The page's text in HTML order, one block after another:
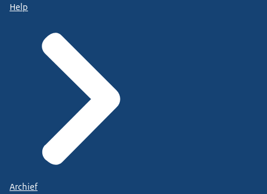
Help
Archief